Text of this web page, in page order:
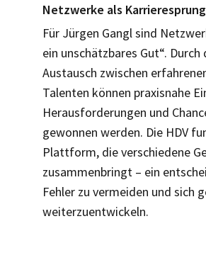
Netzwerke als
Für Jürgen Gangl sind
ein unschätzbares Gut“.
Austausch zwischen
Talenten können praxisnahe
Herausforderungen und
gewonnen werden. Die HDV
Plattform, die verschiedene
zusammenbringt – ein
Fehler zu vermeiden und sich
weiterzuentwickeln.